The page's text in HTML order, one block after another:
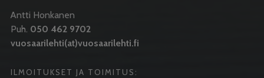
Antti Honkanen
Puh. 050 462 9702
vuosaarilehti(at)vuosaarilehti.fi
ILMOITUKSET JA TOIMITUS: